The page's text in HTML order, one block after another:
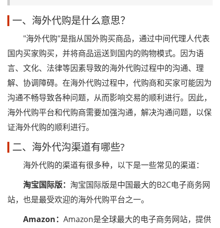
一、海外代购是什么意思？
"海外代购"是指从国外购买商品，通过中间代理人代表
国内买家购买，并将商品运送到国内的购物模式。因为语
言、文化、法律等因素导致的海外代购过程中的沟通、理
解、协调障碍。在海外代购过程中，代购商和买家可能因为
沟通不畅导致各种问题，从而影响交易的顺利进行。因此，
海外代购平台和代购商需要加强沟通，解决沟通问题，以保
证海外代购的顺利进行。
二、海外代沟渠道有哪些?
海外代购的渠道有很多种，以下是一些常见的渠道：
淘宝国际版： 淘宝国际版是中国最大的B2C电子商务网
站，也是最受欢迎的海外代购平台之一。
Amazon： Amazon是全球最大的电子商务网站，提供